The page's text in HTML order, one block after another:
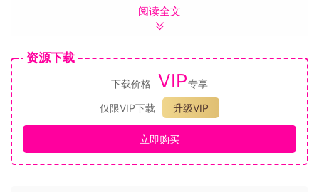
每次战斗都有随机的奖励给玩家选择
同一个地名的房间选择一定次数,就会有抉择一个2星棋子的奖励
每局游戏开始可以选择想玩的种族,积累战斗经验值后还会慢慢
解锁更多的棋子
目前有将近80种棋子与法术,20多种遗物,各种特制的boss战
三种游戏难度
在未来会提供更多的游戏内容,包括新棋子,遗物,boss战,以及可
能的新游戏模式
阅读全文
资源下载
下载价格 VIP专享
仅限VIP下载
升级VIP
立即购买